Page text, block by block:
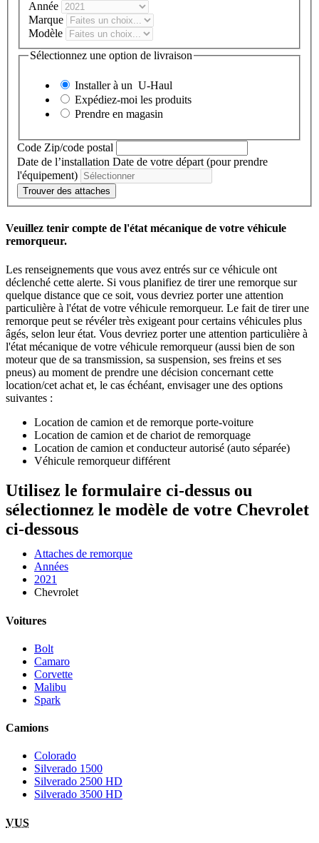
Année
Marque
Modèle
Sélectionnez une option de livraison
Installer à un U-Haul
Expédiez-moi les produits
Prendre en magasin
Code Zip/code postal
Date de l’installation Date de votre départ (pour prendre
l'équipement)
Trouver des attaches
Veuillez tenir compte de l'état mécanique de votre véhicule
remorqueur.
Les renseignements que vous avez entrés sur ce véhicule ont
déclenché cette alerte. Si vous planifiez de tirer une remorque sur
quelque distance que ce soit, vous devriez porter une attention
particulière à l'état de votre véhicule remorqueur. Le fait de tirer une
remorque peut se révéler très exigeant pour certains véhicules plus
âgés, selon leur état. Vous devriez porter une attention particulière à
l'état mécanique de votre véhicule remorqueur (aussi bien de son
moteur que de sa transmission, sa suspension, ses freins et ses
pneus) au moment de prendre une décision concernant cette
location/cet achat et, le cas échéant, envisager une des options
suivantes :
Location de camion et de remorque porte-voiture
Location de camion et de chariot de remorquage
Location de camion et conducteur autorisé (auto séparée)
Véhicule remorqueur différent
Utilisez le formulaire ci-dessus ou
sélectionnez le modèle de votre Chevrolet
ci-dessous
Attaches de remorque
Années
2021
Chevrolet
Voitures
Bolt
Camaro
Corvette
Malibu
Spark
Camions
Colorado
Silverado 1500
Silverado 2500 HD
Silverado 3500 HD
VUS